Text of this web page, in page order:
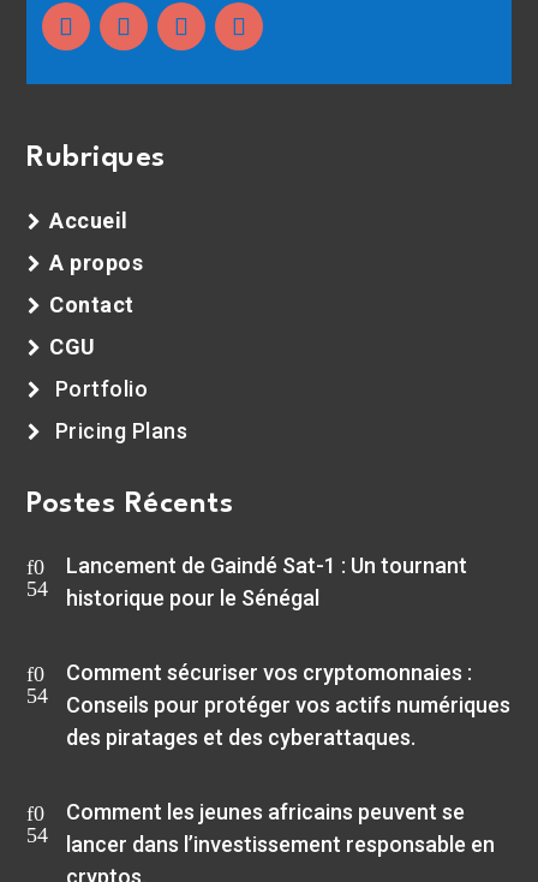
Rubriques
Accueil
A propos
Contact
CGU
Portfolio
Pricing Plans
Postes Récents
Lancement de Gaindé Sat-1 : Un tournant
historique pour le Sénégal
Comment sécuriser vos cryptomonnaies :
Conseils pour protéger vos actifs numériques
des piratages et des cyberattaques.
Comment les jeunes africains peuvent se
lancer dans l’investissement responsable en